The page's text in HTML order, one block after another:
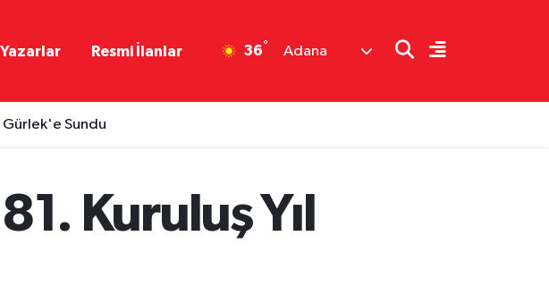
Yazarlar Resmi İlanlar 36° Adana
Gürlek'e Sundu
Kuruluş Yıl